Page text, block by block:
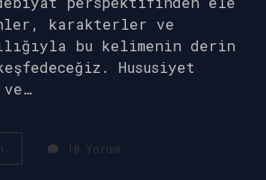
karakterler ve
bu kelimenin derin
Hususiyet
Hususiyet
ne
10 Yorum